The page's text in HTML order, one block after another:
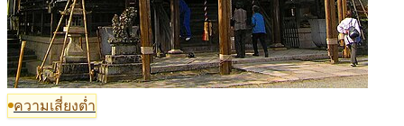
ความเสี่ยงต่ำ